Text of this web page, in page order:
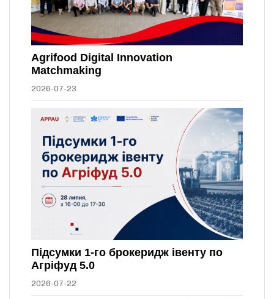
Agrifood Digital Innovation
Matchmaking
2026-07-23
Підсумки 1-го брокеридж івенту по
Агріфуд 5.0
2026-07-22